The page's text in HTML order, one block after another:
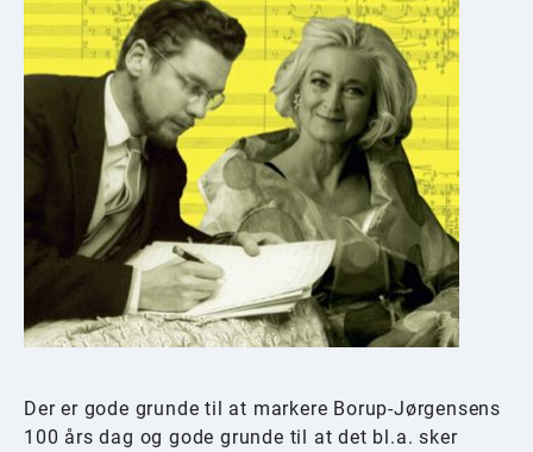
Der er gode grunde til at markere Borup-Jørgensens
100 års dag og gode grunde til at det bl.a. sker